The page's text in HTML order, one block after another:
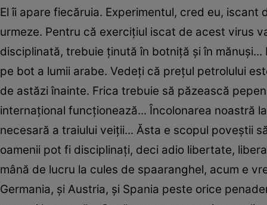
El îi apare fiecăruia. Experimentul, cred eu,
urmeze. Pentru că exercițiul iscat de acest virus
disciplinată, trebuie ținută în botniță și în
pe bot a lumii arabe. Vedeți că prețul petrolului
de astăzi înainte. Frica trebuie să păzească
internațional funcționează... Încolonarea noastră
necesară a traiului veiții... Ăsta e scopul poveștii
oamenii pot fi disciplinați, deci adio libertate,
mână de lucru la cules de spaaranghel, acum e
Germania, și Austria, și Spania peste orice